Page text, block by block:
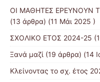
ΟΙ ΜΑΘΗΤΕΣ ΕΡΕΥΝΟΥΝ
(13 άρθρα) (11 Μάι 2025 )
ΣΧΟΛΙΚΟ ΕΤΟΣ 2024-25
Ξανά μαζί (19 άρθρα) (14
Κλείνοντας το σχ. έτος